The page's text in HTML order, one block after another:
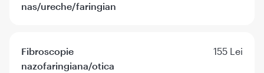
nas/ureche/faringian
Fibroscopie
nazofaringiana/otica
155 Lei